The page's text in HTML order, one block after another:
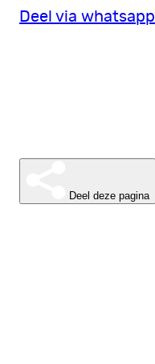
Deel via whatsapp
Deel deze pagina